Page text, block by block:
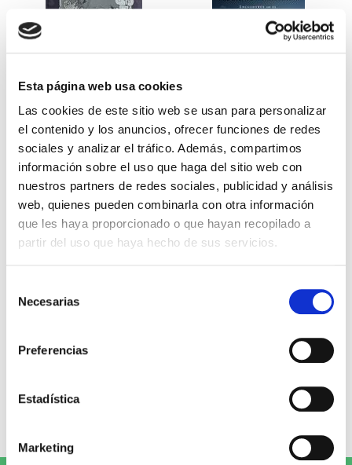
Esta página web usa cookies
Las cookies de este sitio web se usan para personalizar
el contenido y los anuncios, ofrecer funciones de redes
sociales y analizar el tráfico. Además, compartimos
información sobre el uso que haga del sitio web con
nuestros partners de redes sociales, publicidad y análisis
web, quienes pueden combinarla con otra información
que les haya proporcionado o que hayan recopilado a
partir del uso que haya hecho de sus servicios.
Necesarias
Preferencias
Estadística
Marketing
El diario de Álex 3: ¡Álex,
cámara y acción!
Miguel Ángel Gómez & Pedro
Garrido
9,99€ 0,50€ (5%)
9,49€
Stock:-
Comprar
Max Lucado
16,00€ 0,80€ (5%)
15,20€
Stock:-